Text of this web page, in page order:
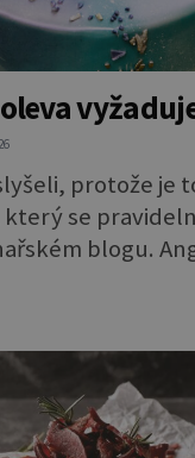
protože je
se
blogu. Angličané ji
tedy
blyští.
si ji také rádi
jaký že zázrak
Vlastně je
politím pár